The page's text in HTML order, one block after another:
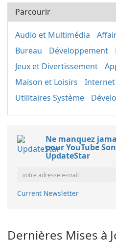
Parcourir
Audio et Multimédia
Bureau
Développement
Jeux et Divertissement
Maison et Loisirs
Internet
Utilitaires Système
Ne manquez
pour YouTube
UpdateStar
Current Newsletter
Dernières Mises à